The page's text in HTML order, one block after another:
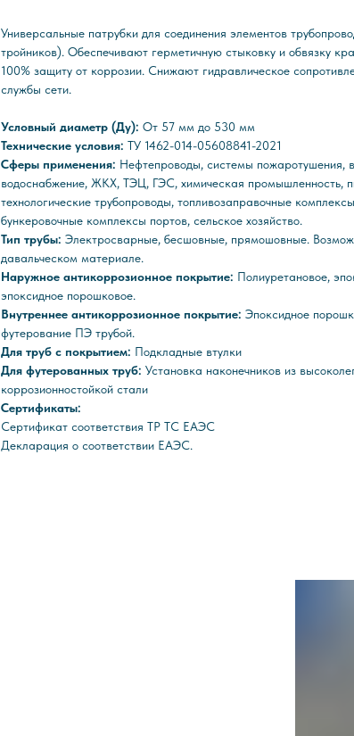
Универсальные патрубки для соединения элементов
тройников). Обеспечивают герметичную стыковку и обвязку
100% защиту от коррозии. Снижают гидравлическое
службы сети.
Условный диаметр (Ду): От 57 мм до 530 мм
Технические условия: ТУ 1462-014-05608841-2021
Сферы применения: Нефтепроводы, системы пожаротушения,
водоснабжение, ЖКХ, ТЭЦ, ГЭС, химическая промышленность,
технологические трубопроводы, топливозаправочные
бункеровочные комплексы портов, сельское хозяйство.
Тип трубы: Электросварные, бесшовные, прямошовные.
давальческом материале.
Наружное антикоррозионное покрытие: Полиуретановое,
эпоксидное порошковое.
Внутреннее антикоррозионное покрытие: Эпоксидное
футерование ПЭ трубой.
Для труб с покрытием: Подкладные втулки
Для футерованных труб: Установка наконечников из
коррозионностойкой стали
Сертификаты:
Сертификат соответствия ТР ТС ЕАЭС
Декларация о соответствии ЕАЭС.